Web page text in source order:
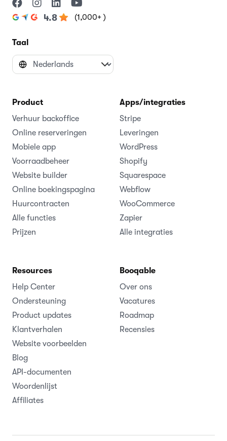
4.8 (1,000+ )
Taal
Product
Verhuur backoffice
Online reserveringen
Mobiele app
Voorraadbeheer
Website builder
Online boekingspagina
Huurcontracten
Alle functies
Prijzen
Apps/integraties
Stripe
Leveringen
WordPress
Shopify
Squarespace
Webflow
WooCommerce
Zapier
Alle integraties
Resources
Help Center
Ondersteuning
Product updates
Klantverhalen
Website voorbeelden
Blog
API-documenten
Woordenlijst
Affiliates
Booqable
Over ons
Vacatures
Roadmap
Recensies